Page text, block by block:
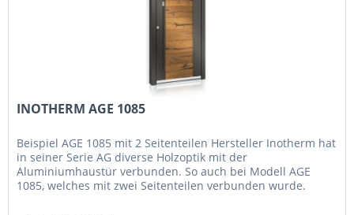
INOTHERM AGE 1085
Beispiel AGE 1085 mit 2 Seitenteilen Hersteller Inotherm hat
in seiner Serie AG diverse Holzoptik mit der
Aluminiumhaustür verbunden. So auch bei Modell AGE
1085, welches mit zwei Seitenteilen verbunden wurde.